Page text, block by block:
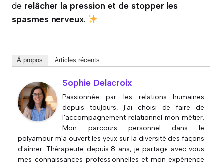
de relâcher la pression et de stopper les
spasmes nerveux.
À propos Articles récents
Sophie Delacroix
Passionnée par les relations humaines
depuis toujours, j'ai choisi de faire de
l'accompagnement relationnel mon métier.
Mon parcours personnel dans le
polyamour m'a ouvert les yeux sur la diversité des façons
d'aimer. Thérapeute depuis 8 ans, je partage avec vous
mes connaissances professionnelles et mon expérience